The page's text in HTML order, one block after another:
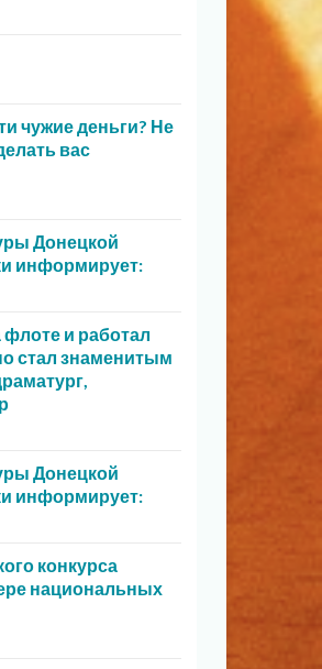
чужие деньги? Не
вас
Донецкой
информирует:
и работал
стал знаменитым
Донецкой
информирует:
конкурса
национальных